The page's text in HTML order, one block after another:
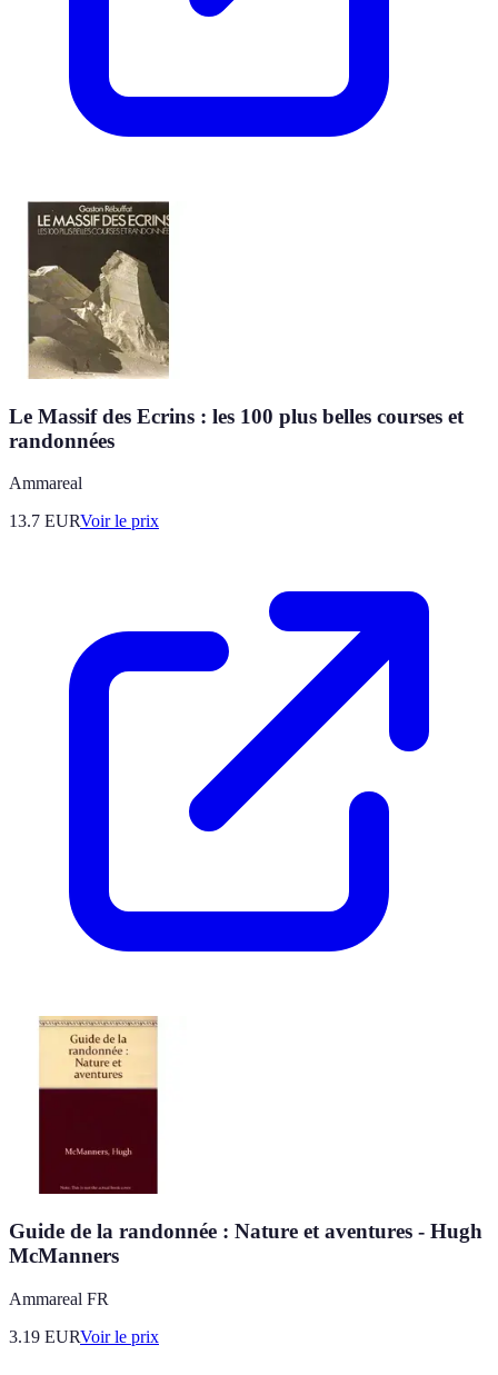
Le Massif des Ecrins : les 100 plus belles courses et
randonnées
Ammareal
13.7 EURVoir le prix
Guide de la randonnée : Nature et aventures - Hugh
McManners
Ammareal FR
3.19 EURVoir le prix